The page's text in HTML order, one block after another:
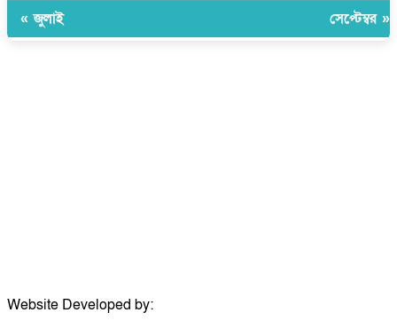
« জুলাই সেপ্টেম্বর »
Website Developed by: